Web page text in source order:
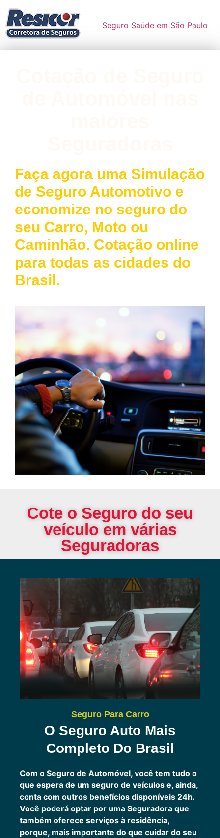
Seguro Saúde em São Paulo
Faça agora uma Simulação
de Seguro Automotivo e
economize no seguro do
seu Carro, Moto ou
Caminhão. Cotação online
para todas as cidades do
Brasil.
Cote o Seguro do seu
veículo em várias
Seguradoras
Seguro Para Carro
O Seguro Auto Mais
Completo Do Brasil
Com o Seguro de Automóvel, você tem tudo o
que espera de um seguro de veículos e, ainda,
conta com outros benefícios disponíveis 24h.
Você poderá optar por uma Seguradora que
também oferece serviços à residência,
porque, mais importante do que cuidar do seu